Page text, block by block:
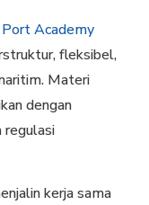
Port Academy
fleksibel,
Materi
dengan
regulasi
kerja sama